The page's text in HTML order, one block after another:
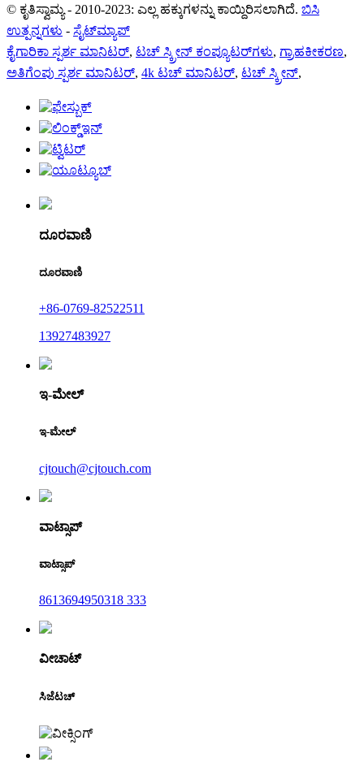
© ಕೃತಿಸ್ವಾಮ್ಯ - 2010-2023: ಎಲ್ಲ ಹಕ್ಕುಗಳನ್ನು ಕಾಯ್ದಿರಿಸಲಾಗಿದೆ. ಬಿಸಿ
ಉತ್ಪನ್ನಗಳು - ಸೈಟ್‌ಮ್ಯಾಪ್
ಕೈಗಾರಿಕಾ ಸ್ಪರ್ಶ ಮಾನಿಟರ್, ಟಚ್ ಸ್ಕ್ರೀನ್ ಕಂಪ್ಯೂಟರ್‌ಗಳು, ಗ್ರಾಹಕೀಕರಣ,
ಅತಿಗೆಂಪು ಸ್ಪರ್ಶ ಮಾನಿಟರ್, 4k ಟಚ್ ಮಾನಿಟರ್, ಟಚ್ ಸ್ಕ್ರೀನ್,
ದೂರವಾಣಿ
ದೂರವಾಣಿ
+86-0769-82522511
13927483927
ಇ-ಮೇಲ್
ಇ-ಮೇಲ್
cjtouch@cjtouch.com
ವಾಟ್ಸಾಪ್
ವಾಟ್ಸಾಪ್
8613694950318 333
ವೀಚಾಟ್
ಸಿಜೆಟಚ್